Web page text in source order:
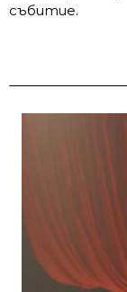
събитие.